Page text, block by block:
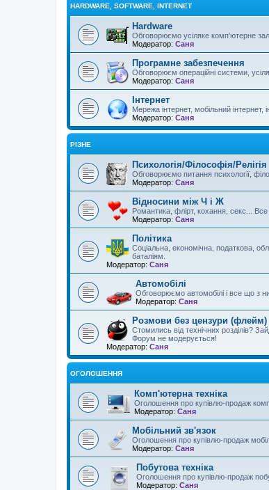
HARDWARE, SOFTWARE, INTERNET
Hardware
Обговорюємо усіляке комп'ютерне
Модератор: Саня
Програмне забезпечення
Обговорюєм операційні системи,
Модератор: Саня
Інтернет
Мережа інтернет, мобільний інтернет,
Модератор: Саня
РІЗНЕ
Психологія/Філософія/Релігія
Обговорюємо питання психології,
Модератор: Саня
Відносини між Ч і Ж
Романтика, флірт, кохання, секс... Все
Модератор: Саня
Політика
Соціальна, економічна, податкова,
баталіям.
Модератор: Саня
Автомобілі
Обговорюємо автомобілі і все що з
Модератор: Саня
Розмови без цензури (флейм)
Стомились від технічних розділів?
Форум не модерується!
Модератор: Саня
ОГОЛОШЕННЯ
Комп'ютерна техніка
Оголошення про купівлю-продаж
Модератор: Саня
Мобільний зв'язок
Оголошення про купівлю-продаж
Модератор: Саня
Побутова техніка
Оголошення про купівлю-продаж
Модератор: Саня